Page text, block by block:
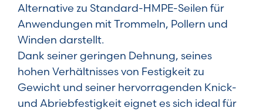
Alternative zu Standard-HMPE-Seilen für
Anwendungen mit Trommeln, Pollern und
Winden darstellt.
Dank seiner geringen Dehnung, seines
hohen Verhältnisses von Festigkeit zu
Gewicht und seiner hervorragenden Knick-
und Abriebfestigkeit eignet es sich ideal für